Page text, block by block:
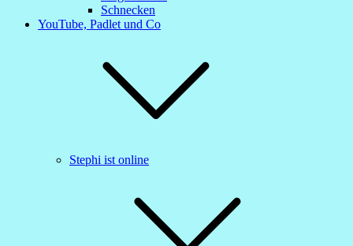
Schnecken
YouTube, Padlet und Co
Stephi ist online